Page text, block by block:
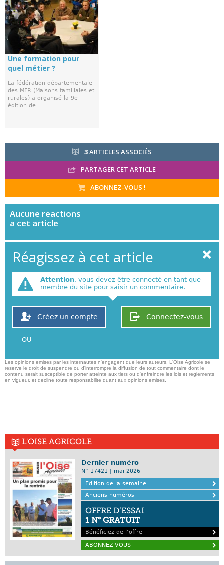
Une formation pour
quel métier ?
La fédération départementale
des MFR (Maisons familiales et
rurales) a organisé la 9e
édition de ...
3ARTICLES ASSOCIÉS
PARTAGER CET ARTICLE
ABONNEZ-VOUS !
Aucune reactions
a cet article
Réagissez à cet article
Attention, vous devez être connecté en tant que
membre du site pour saisir un commentaire.
Connectez-vous
Créez un compte
OU
Les opinions emises par les internautes n'engagent que leurs auteurs. L'Oise Agricole se
reserve le droit de suspendre ou d'interrompre la diffusion de tout commentaire dont le
contenu serait susceptible de porter atteinte aux tiers ou d'enfreindre les lois et reglements
en vigueur, et decline toute responsabilite quant aux opinions emises,
L'OISE AGRICOLE
Dernier numéro
N° 17421 | mai 2026
Edition de la semaine
Anciens numéros
OFFRE D’ESSAI
1 N° GRATUIT
Bénéficiez de l’offre
ABONNEZ-VOUS